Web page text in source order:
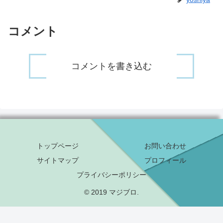
コメント
コメントを書き込む
トップページ
お問い合わせ
サイトマップ
プロフィール
プライバシーポリシー
© 2019 マジブロ.